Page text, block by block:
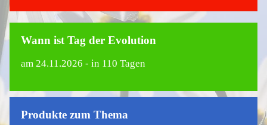
Wann ist Tag der Evolution
am 24.11.2026 - in 110 Tagen
Produkte zum Thema